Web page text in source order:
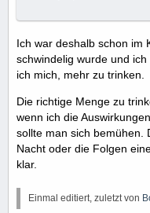
Ich war deshalb schon im
schwindelig wurde und
ich mich, mehr zu trinken.
Die richtige Menge zu
wenn ich die
sollte man sich bemühen.
Nacht oder die Folgen
klar.
Einmal editiert, zuletzt von